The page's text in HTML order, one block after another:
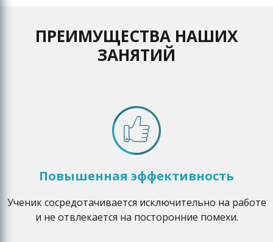
ПРЕИМУЩЕСТВА НАШИХ
ЗАНЯТИЙ
Повышенная эффективность
Ученик сосредотачивается исключительно на работе
и не отвлекается на посторонние помехи.